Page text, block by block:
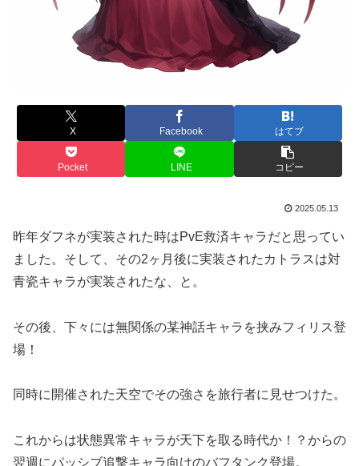
X Facebook はてブ
Pocket LINE コピー
2025.05.13
昨年ダフネが実装された時はPvE救済キャラだと思ってい
ました。そして、その2ヶ月後に実装されたカトラスは対
青瓷キャラが実装されたな、と。
その後、下々には無関係の某神話キャラを挟みフィリス登
場！
同時に開催された天空でその強さを旅行者に見せつけた。
これからは状態異常キャラが天下を取る時代か！？からの
翌週にパッシブ追撃キャラ向けのバフタンク登場。